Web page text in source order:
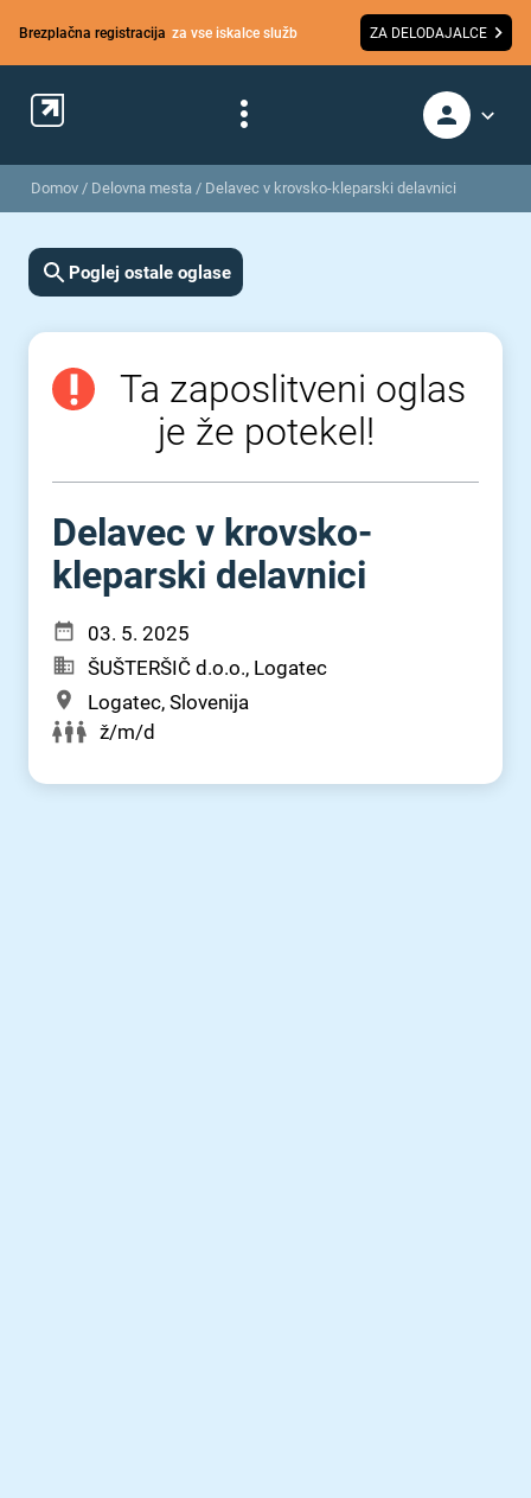
Brezplačna registracija za vse iskalce služb ZA DELODAJALCE
Domov / Delovna mesta / Delavec v krovsko-kleparski delavnici
Poglej ostale oglase
Ta zaposlitveni oglas
je že potekel!
Delavec v krovsko-
kleparski delavnici
03. 5. 2025
ŠUŠTERŠIČ d.o.o., Logatec
Logatec, Slovenija
ž/m/d